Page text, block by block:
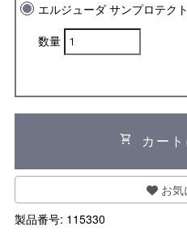
エルジューダ サンプロテク
数量
shopping_cart カー
お気
製品番号: 115330